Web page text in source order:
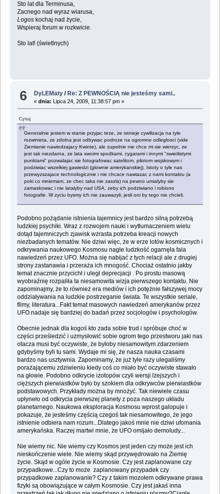
Sto lat dla Terminusa,
Zacnego nad wyraz wiarusa,
Logoskochaj nad życie,
Wspieraj forum w rozkwicie.
Sto lat! (świetlnych)
6 DyLEMaty /Re: Z PEWNOŚCIĄ nie jesteśmy sami..
«dnia: Lipca 24, 2009, 11:38:57 pm »
Cytuj
Generalnie jestem w stanie przyjac teze, ze istnieje cywilizacja na tyle
rozwinieta, ze zdolna jest odbywac podroze na ogromne odleglosci (vide
Ziemianie nawiedzajacy Kwinte), ale zupelnie nie chce mi sie wierzyc, ze
jest tak niezdarna, ze lata swoimi spodkami, cygarami i innymi "swietlistymi
punktami" pozwalajac sie fotografowac satelitom, pilotom wojskowym i
podziwiac wszelkiej gawiedzi (glownie amerykanskiej). Istoty o tyle nas
przewyzszajace technologicznie i nie chcace nawiazac z nami kontaktu (a
poki co mniemam, ze chec taka nie zaszla) na pewno umialyby sie
zamaskowac i nie latalyby nad USA, zeby ich podziwiano i robiono
fotografie. W zyciu bysmy ich nie zauwazyli, jesli oni by tego nie chcieli.
Podobno pożądanie istnienia tajemnicy jest bardzo silną potrzebą
ludzkiej psychiki. Wraz z rozwojem nauki i wytłumaczeniem wielu
dotąd tajemniczych zjawisk wzrasta potrzeba kreacji nowych
niezbadanych tematów. Nie dziwi więc, że w erze lotów kosmicznych i
odkrywania naukowego Kosmosu nagle ludzkość ogarnęła fala
nawiedzeń przez UFO. Można się nabijać z tych relacji ale z drugiej
strony zastanawia i przeraża ich mnogość. Chociaż ostatnio jakby
temat znacznie przycichł i uległ deprecjacji . Po prostu masową
wyobraźnię rozpaliła ta niesamowita wizja pierwszego kontaktu. Nie
zapominajmy, że to również era mediów i ich potężnie fałszywej mocy
oddziaływania na ludzkie postrzeganie świata. Te wszystkie seriale,
filmy, literatura...Fakt temat masowych nawiedzeń amerykanów przez
UFO nadaje się bardziej do badań przez socjologów i psychologów.
Obecnie jednak dla kogoś kto zada sobie trud i spróbuje choć w
części prześledzić i uzmysłowić sobie ogrom tego przestworu jaki nas
otacza musi być oczywiste, że byłoby niesamowitym zdarzeniem
gdybyśmy byli tu sami. Wydaje mi się, że nasza nauka czasami
bardzo nas usztywnia. Zapominamy, że już tyle razy ulegaliśmy
porażającemu zdziwieniu kiedy coś co miało być oczywiste stawało
na głowie. Podobno odkrycie izotopów czyli wersji lżejszych i
cięższych pierwiastków było by szokiem dla odkrywców pierwiastków
podstawowych. Przykłady można by mnożyć. Tak niewiele czasu
upłyneło od odkrycia pierwszej planety z poza naszego układu
planetarnego. Naukowa eksploracja Kosmosu wprost galopuje i
pokazuje, że jesteśmy częścią czegoś tak niesamowitego, że jego
istnienie odbiera nam rozum...Dlatego jakoś mnie nie dziwi ufomania
amerykańska. Raczej martwi mnie, że UFO omijało demoludy...
Nie wiemy nic. Nie wiemy czy Kosmos jest jeden czy może jest ich
nieskończenie wiele. Nie wiemy skąd przywędrowało na Ziemię
życie. Skąd w ogóle życie w Kosmosie. Czy jest zaplanowane czy
przypadkowe...Czy to może zaplanowany przypadek czy
przypadkowe zaplanowanie? Czy z takim mozołem odkrywane prawa
fizyki są obowiązujące w całym Kosmosie. Czy jest jakaś inna